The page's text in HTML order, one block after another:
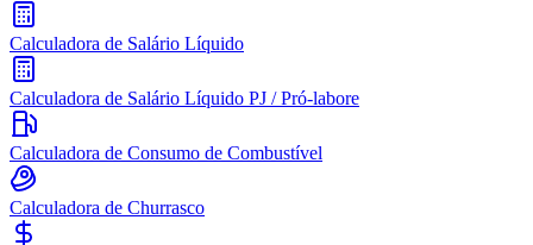
Calculadora de Salário Líquido
Calculadora de Salário Líquido PJ / Pró-labore
Calculadora de Consumo de Combustível
Calculadora de Churrasco